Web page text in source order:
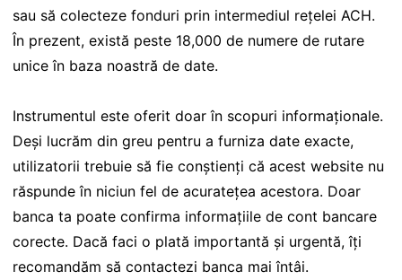
sau să colecteze fonduri prin intermediul rețelei ACH.
În prezent, există peste 18,000 de numere de rutare
unice în baza noastră de date.
Instrumentul este oferit doar în scopuri informaționale.
Deși lucrăm din greu pentru a furniza date exacte,
utilizatorii trebuie să fie conștienți că acest website nu
răspunde în niciun fel de acuratețea acestora. Doar
banca ta poate confirma informațiile de cont bancare
corecte. Dacă faci o plată importantă și urgentă, îți
recomandăm să contactezi banca mai întâi.